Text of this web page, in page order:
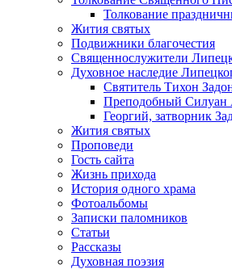
Толкование
Жития святых
Подвижники благочестия
Священнослужители
Духовное наследие
Святитель Тихон
Преподобный Силуан
Георгий, затворник
Жития святых
Проповеди
Гость сайта
Жизнь прихода
История одного храма
Фотоальбомы
Записки паломников
Статьи
Рассказы
Духовная поэзия